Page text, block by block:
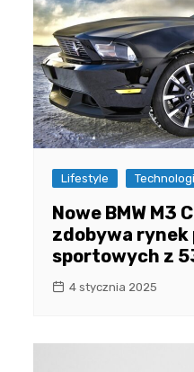
Lifestyle
Nowe BMW
zdobywa
sportowych z
4 stycznia 2025